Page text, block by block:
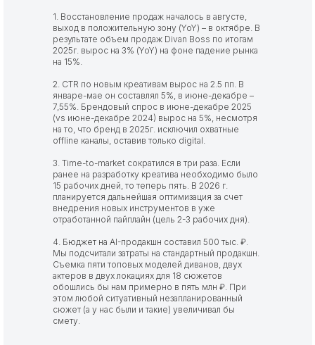
1. Восстановление продаж началось в августе,
выход в положительную зону (YoY) – в октябре. В
результате объем продаж Divan Boss по итогам
2025г. вырос на 3% (YoY) на фоне падение рынка
на 15%.
2. CTR по новым креативам вырос на 2.5 пп. В
январе-мае он составлял 5%, в июне-декабре –
7,55%. Брендовый спрос в июне-декабре 2025
(vs июне-декабре 2024) вырос на 5%, несмотря
на то, что бренд в 2025г. исключил охватные
offline каналы, оставив только digital.
3. Time-to-market сократился в три раза. Если
ранее на разработку креатива необходимо было
15 рабочих дней, то теперь пять. В 2026 г.
планируется дальнейшая оптимизация за счет
внедрения новых инструментов в уже
отработанной пайплайн (цель 2-3 рабочих дня).
4. Бюджет на AI-продакшн составил 500 тыс. ₽.
Мы подсчитали затраты на стандартный продакшн.
Съемка пяти топовых моделей диванов, двух
актеров в двух локациях для 18 сюжетов
обошлись бы нам примерно в пять млн ₽. При
этом любой ситуативный незапланированный
сюжет (а у нас были и такие) увеличивал бы
смету.